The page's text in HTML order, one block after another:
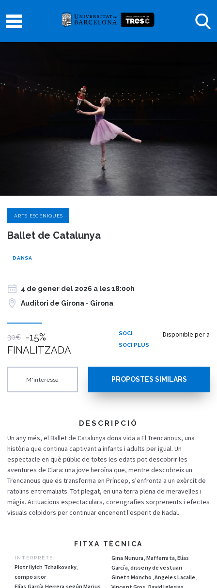
ARTS ESCÈNIQUES
Ballet de Catalunya
DANSA
4 de gener del 2026 a les 18:00h
Auditori de Girona - Girona
30€
-15%
FINALITZADA
Disponible per a
SOCI
SOCI PLUS
M'interessa PROPOSTES SIMILARS
DESCRIPCIÓ
Un any més, el Ballet de Catalunya dona vida a El Trencanous, una
història que continua captivant a infants i adults per igual. Un
espectacle en què públic de totes les edats pot descobrir les
aventures de Clara: una jove heroïna que, mentre descobreix un
Trencanous que es transforma en Príncep, s'enfronta a un exèrcit de
ratolins entremaliats. Tot plegat, en una terra plena de meravelles i
màgia. Actuacions espectaculars, coreografies sorprenents i efectes
visuals colpidors per continuar encenent l'esperit de Nadal.
FITXA TÈCNICA
INTÈRPRETS:
Piotr Ilyich Tchaikovsky,
compositor
Elías García Herrera según Marius
Gina Nunura, Mafferrata, Elías
García, disseny de vestuari
Ginett Moncho, Angeles Lacalle,